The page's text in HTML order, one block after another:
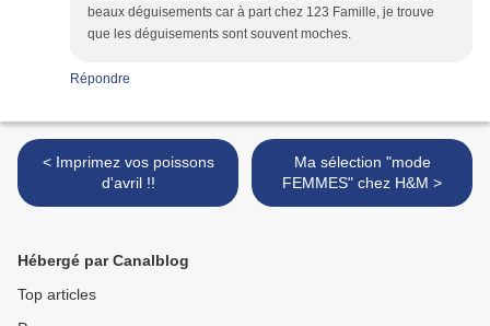
beaux déguisements car à part chez 123 Famille, je trouve
que les déguisements sont souvent moches.
Répondre
< Imprimez vos poissons
d'avril !!
Ma sélection "mode
FEMMES" chez H&M >
Hébergé par Canalblog
Top articles